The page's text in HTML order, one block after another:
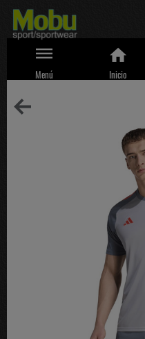
Menú Inicio